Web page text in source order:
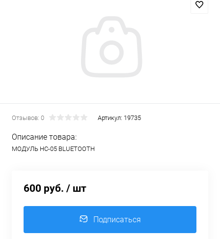
Отзывов: 0 Артикул: 19735
Описание товара:
МОДУЛЬ HC-05 BLUETOOTH
600 руб. / шт
Подписаться